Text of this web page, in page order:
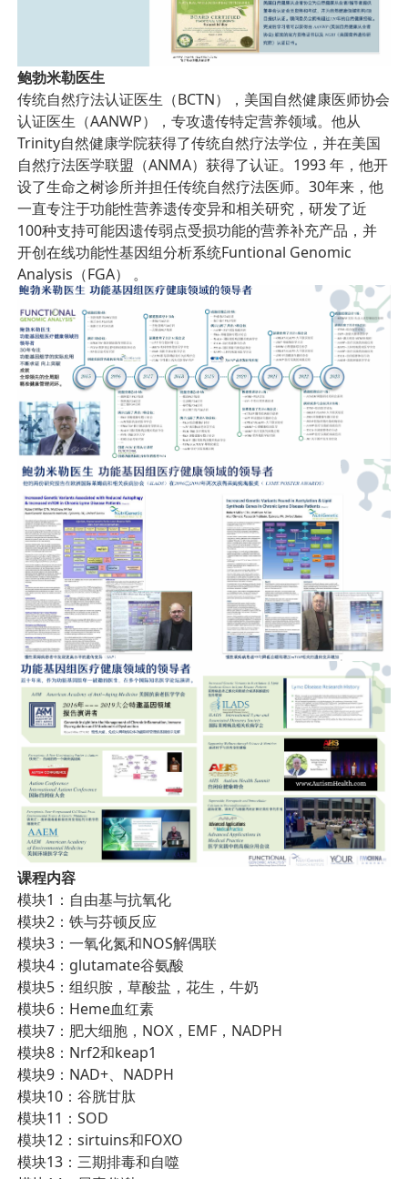
鲍勃米勒医生
传统自然疗法认证医生（BCTN），美国自然健康医师协会
认证医生（AANWP），专攻遗传特定营养领域。他从
Trinity自然健康学院获得了传统自然疗法学位，并在美国
自然疗法医学联盟（ANMA）获得了认证。1993 年，他开
设了生命之树诊所并担任传统自然疗法医师。30年来，他
一直专注于功能性营养遗传变异和相关研究，研发了近
100种支持可能因遗传弱点受损功能的营养补充产品，并
开创在线功能性基因组分析系统Funtional Genomic
Analysis（FGA） 。
课程内容
模块1：自由基与抗氧化
模块2：铁与芬顿反应
模块3：一氧化氮和NOS解偶联
模块4：glutamate谷氨酸
模块5：组织胺，草酸盐，花生，牛奶
模块6：Heme血红素
模块7：肥大细胞，NOX，EMF，NADPH
模块8：Nrf2和keap1
模块9：NAD+、NADPH
模块10：谷胱甘肽
模块11：SOD
模块12：sirtuins和FOXO
模块13：三期排毒和自噬